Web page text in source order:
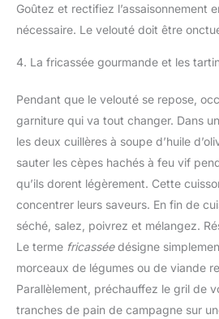
Goûtez et rectifiez l’assaisonnement
nécessaire. Le velouté doit être
4. La fricassée gourmande et les
Pendant que le velouté se repose,
garniture qui va tout changer. Dans
les deux cuillères à soupe d’huile
sauter les cèpes hachés à feu vif
qu’ils dorent légèrement. Cette
concentrer leurs saveurs. En fin de
séché, salez, poivrez et mélangez.
Le terme fricasséedésigne
morceaux de légumes ou de viande
Parallèlement, préchauffez le gril de
tranches de pain de campagne sur